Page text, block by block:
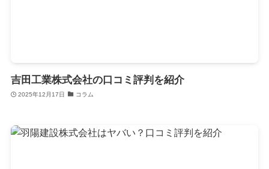
吉田工業株式会社の口コミ評判を紹介
2025年12月17日 コラム